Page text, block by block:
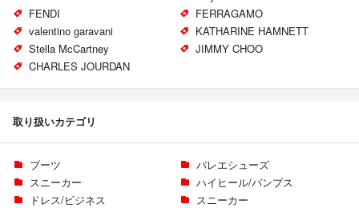
FENDI
FERRAGAMO
valentino garavani
KATHARINE HAMNETT
Stella McCartney
JIMMY CHOO
CHARLES JOURDAN
取り扱いカテゴリ
ブーツ
バレエシューズ
スニーカー
ハイヒール/パンプス
ドレス/ビジネス
スニーカー